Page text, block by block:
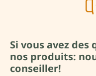
Si vous avez
nos produits:
conseiller!